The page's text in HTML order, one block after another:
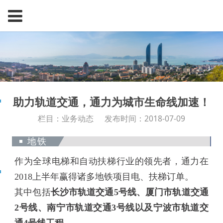
助力轨道交通，通力为城市生命线加速！
栏目：业务动态 发布时间：2018-07-09
地铁
作为全球电梯和自动扶梯行业的领先者，通力在
2018上半年赢得诸多地铁项目电、扶梯订单。
其中包括长沙市轨道交通5号线、厦门市轨道交通
2号线、南宁市轨道交通3号线以及宁波市轨道交